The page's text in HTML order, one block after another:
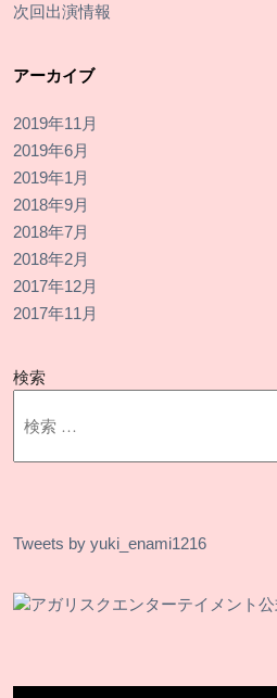
次回出演情報
アーカイブ
2019年11月
2019年6月
2019年1月
2018年9月
2018年7月
2018年2月
2017年12月
2017年11月
検索
Tweets by yuki_enami1216